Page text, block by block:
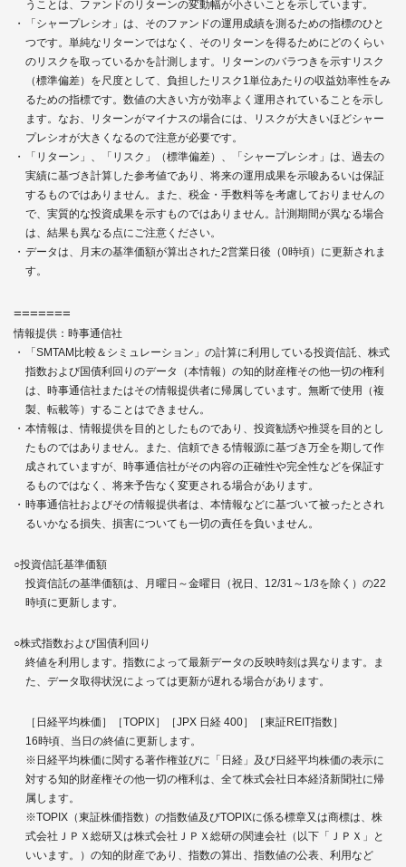
うことは、ファンドのリターンの変動幅が小さいことを示しています。
「シャープレシオ」は、そのファンドの運用成績を測るための指標のひと
つです。単純なリターンではなく、そのリターンを得るためにどのくらい
のリスクを取っているかを計測します。リターンのバラつきを示すリスク
（標準偏差）を尺度として、負担したリスク1単位あたりの収益効率性をみ
るための指標です。数値の大きい方が効率よく運用されていることを示し
ます。なお、リターンがマイナスの場合には、リスクが大きいほどシャー
プレシオが大きくなるので注意が必要です。
「リターン」、「リスク」（標準偏差）、「シャープレシオ」は、過去の
実績に基づき計算した参考値であり、将来の運用成果を示唆あるいは保証
するものではありません。また、税金・手数料等を考慮しておりませんの
で、実質的な投資成果を示すものではありません。計測期間が異なる場合
は、結果も異なる点にご注意ください。
データは、月末の基準価額が算出された2営業日後（0時頃）に更新されま
す。
=======
情報提供：時事通信社
「SMTAM比較＆シミュレーション」の計算に利用している投資信託、株式
指数および国債利回りのデータ（本情報）の知的財産権その他一切の権利
は、時事通信社またはその情報提供者に帰属しています。無断で使用（複
製、転載等）することはできません。
本情報は、情報提供を目的としたものであり、投資勧誘や推奨を目的とし
たものではありません。また、信頼できる情報源に基づき万全を期して作
成されていますが、時事通信社がその内容の正確性や完全性などを保証す
るものではなく、将来予告なく変更される場合があります。
時事通信社およびその情報提供者は、本情報などに基づいて被ったとされ
るいかなる損失、損害についても一切の責任を負いません。
○投資信託基準価額
投資信託の基準価額は、月曜日～金曜日（祝日、12/31～1/3を除く）の22
時頃に更新します。
○株式指数および国債利回り
終値を利用します。指数によって最新データの反映時刻は異なります。ま
た、データ取得状況によっては更新が遅れる場合があります。
［日経平均株価］［TOPIX］［JPX 日経 400］［東証REIT指数］
16時頃、当日の終値に更新します。
※日経平均株価に関する著作権並びに「日経」及び日経平均株価の表示に
対する知的財産権その他一切の権利は、全て株式会社日本経済新聞社に帰
属します。
※TOPIX（東証株価指数）の指数値及びTOPIXに係る標章又は商標は、株
式会社ＪＰＸ総研又は株式会社ＪＰＸ総研の関連会社（以下「ＪＰＸ」と
いいます。）の知的財産であり、指数の算出、指数値の公表、利用など